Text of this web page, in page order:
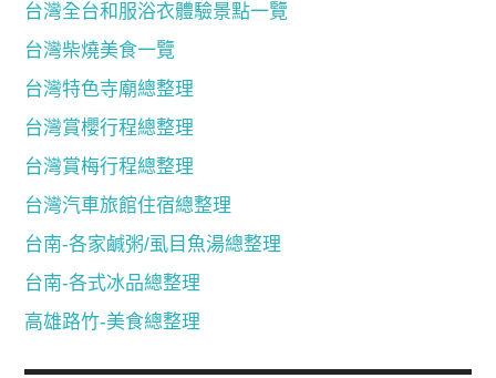
台灣全台和服浴衣體驗景點一覽
台灣柴燒美食一覽
台灣特色寺廟總整理
台灣賞櫻行程總整理
台灣賞梅行程總整理
台灣汽車旅館住宿總整理
台南-各家鹹粥/虱目魚湯總整理
台南-各式冰品總整理
高雄路竹-美食總整理